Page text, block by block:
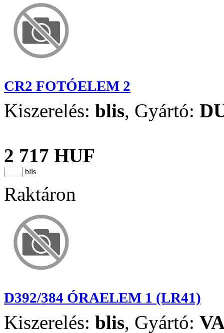
CR2 FOTÓELEM 2
Kiszerelés: blis, Gyártó:
2 717 HUF
blis
Raktáron
D392/384 ÓRAELEM 1 (LR41)
Kiszerelés: blis, Gyártó: